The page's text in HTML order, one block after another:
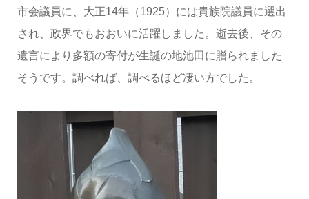
市会議員に、大正14年（1925）には貴族院議員に選出
され、政界でもおおいに活躍しました。逝去後、その
遺言により多額の寄付が生誕の地池田に贈られました
そうです。調べれば、調べるほど凄い方でした。